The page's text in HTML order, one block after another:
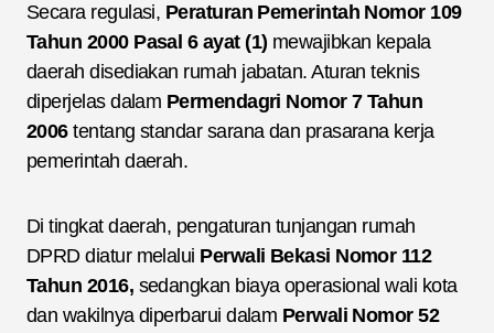
Secara regulasi, Peraturan Pemerintah Nomor 109
Tahun 2000 Pasal 6 ayat (1) mewajibkan kepala
daerah disediakan rumah jabatan. Aturan teknis
diperjelas dalam Permendagri Nomor 7 Tahun
2006tentang standar sarana dan prasarana kerja
pemerintah daerah.
Di tingkat daerah, pengaturan tunjangan rumah
DPRD diatur melalui Perwali Bekasi Nomor 112
Tahun 2016, sedangkan biaya operasional wali kota
dan wakilnya diperbarui dalam Perwali Nomor 52